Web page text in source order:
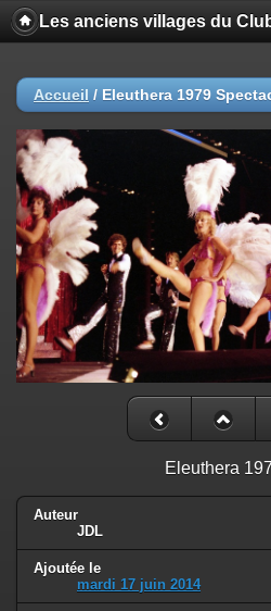
Les anciens villages du
Accueil / Eleuthera 1979
Eleuthera
Auteur
JDL
Ajoutée le
mardi 17 juin 2014